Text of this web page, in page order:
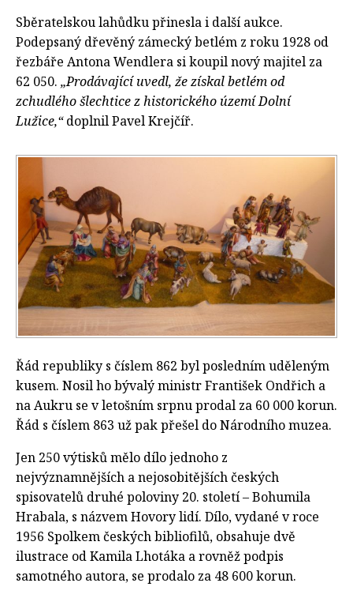
Sběratelskou lahůdku přinesla i další aukce.
Podepsaný dřevěný zámecký betlém z roku 1928 od
řezbáře Antona Wendlera si koupil nový majitel za
62 050. „Prodávající uvedl, že získal betlém od
zchudlého šlechtice z historického území Dolní
Lužice,“doplnil Pavel Krejčíř.
Řád republiky s číslem 862 byl posledním uděleným
kusem. Nosil ho bývalý ministr František Ondřich a
na Aukru se v letošním srpnu prodal za 60 000 korun.
Řád s číslem 863 už pak přešel do Národního muzea.
Jen 250 výtisků mělo dílo jednoho z
nejvýznamnějších a nejosobitějších českých
spisovatelů druhé poloviny 20. století – Bohumila
Hrabala, s názvem Hovory lidí. Dílo, vydané v roce
1956 Spolkem českých bibliofilů, obsahuje dvě
ilustrace od Kamila Lhotáka a rovněž podpis
samotného autora, se prodalo za 48 600 korun.